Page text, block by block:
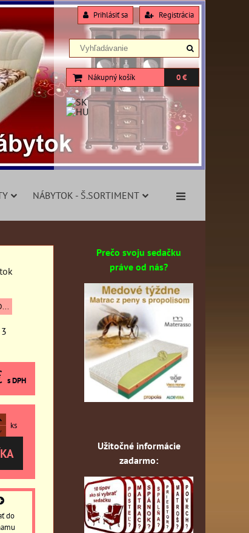
Prihlásiť sa Registrácia
Nákupný košík 0 €
NÁBYTOK - Š.SORTIMENT
s DPH
ks
do
Prečo svoju sedačku
práve od nás?
Užitočné informácie
zadarmo: